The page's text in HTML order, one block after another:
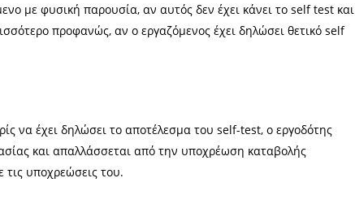
με φυσική παρουσία, αν αυτός δεν έχει κάνει το self test και
προφανώς, αν ο εργαζόμενος έχει δηλώσει θετικό self
να έχει δηλώσει το αποτέλεσμα του self-test, ο εργοδότης
και απαλλάσσεται από την υποχρέωση καταβολής
υποχρεώσεις του.